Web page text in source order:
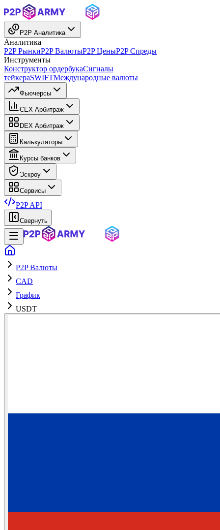
P2P Аналитика
Аналитика
P2P РынкиP2P ВалютыP2P ЦеныP2P Спреды
Инструменты
Конструктор ордербукаСигналы
тейкераSWIFTМеждународные валюты
Фьючерсы
CEX Арбитраж
DEX Арбитраж
Калькуляторы
Курсы банков
Эскроу
Сервисы
P2P API
Свернуть
P2P Валюты
CAD
График
USDT